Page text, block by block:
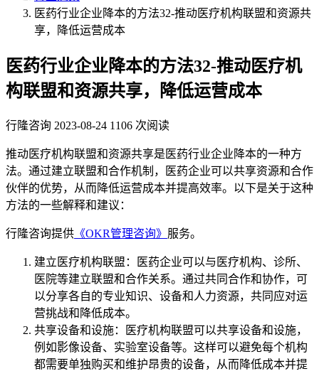
医药行业企业降本的方法32-推动医疗机构联盟和资源共
享，降低运营成本
医药行业企业降本的方法32-推动医疗机
构联盟和资源共享，降低运营成本
行隆咨询 2023-08-24 1106 次阅读
推动医疗机构联盟和资源共享是医药行业企业降本的一种方
法。通过建立联盟和合作机制，医药企业可以共享资源和合作
伙伴的优势，从而降低运营成本并提高效率。以下是关于这种
方法的一些解释和建议：
行隆咨询提供 《OKR管理咨询》 服务。
建立医疗机构联盟：医药企业可以与医疗机构、诊所、
医院等建立联盟和合作关系。通过共同合作和协作，可
以分享各自的专业知识、设备和人力资源，共同应对运
营挑战和降低成本。
共享设备和设施：医疗机构联盟可以共享设备和设施，
例如影像设备、实验室设备等。这样可以避免每个机构
都需要单独购买和维护昂贵的设备，从而降低成本并提